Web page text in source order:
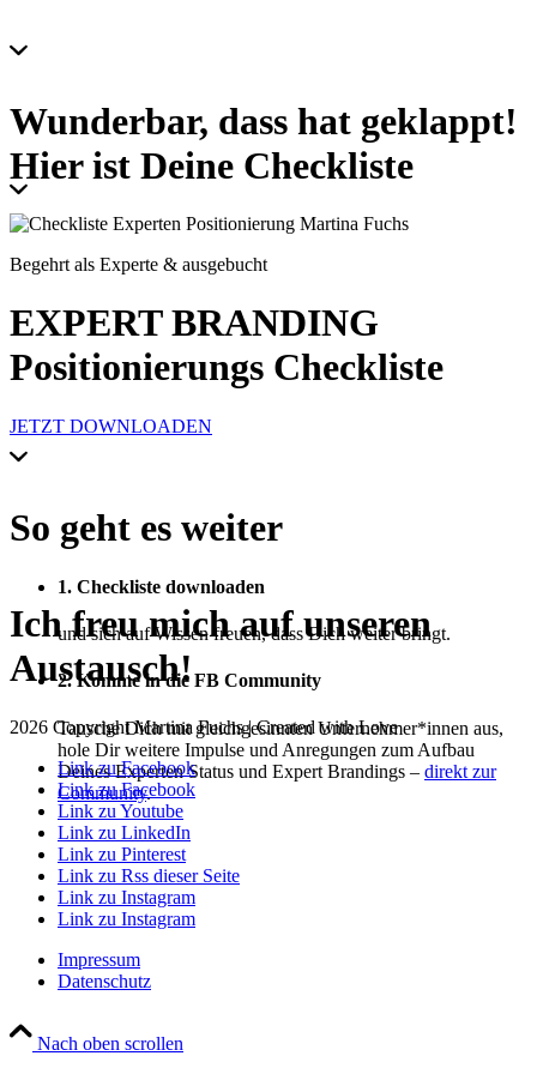
Wunderbar, dass hat geklappt!
Hier ist Deine Checkliste
Begehrt als Experte & ausgebucht
EXPERT BRANDING
Positionierungs Checkliste
JETZT DOWNLOADEN
So geht es weiter
1. Checkliste downloaden
und sich auf Wissen freuen, dass Dich weiter bringt.
2. Komme in die FB Community
Tausche Dich mit gleichgesinnten Unternehmer*innen aus,
hole Dir weitere Impulse und Anregungen zum Aufbau
Deines Experten Status und Expert Brandings – direkt zur
Community.
Ich freu mich auf unseren
Austausch!
2026 Copyright Martina Fuchs | Created with Love
Link zu Facebook
Link zu Facebook
Link zu Youtube
Link zu LinkedIn
Link zu Pinterest
Link zu Rss dieser Seite
Link zu Instagram
Link zu Instagram
Impressum
Datenschutz
Nach oben scrollen